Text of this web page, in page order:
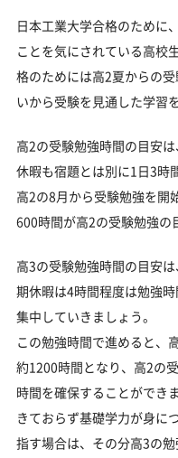
日本工業大学合格のために
ことを気にされている高校
格のためには高2夏からの
いから受験を見通した学習
高2の受験勉強時間の目安
休暇も宿題とは別に1日3時
高2の8月から受験勉強を開
600時間が高2の受験勉強の
高3の受験勉強時間の目安
期休暇は4時間程度は勉強
集中していきましょう。
この勉強時間で進めると、
約1200時間となり、高2の
時間を確保することができ
きておらず基礎学力が身に
指す場合は、その分高3の